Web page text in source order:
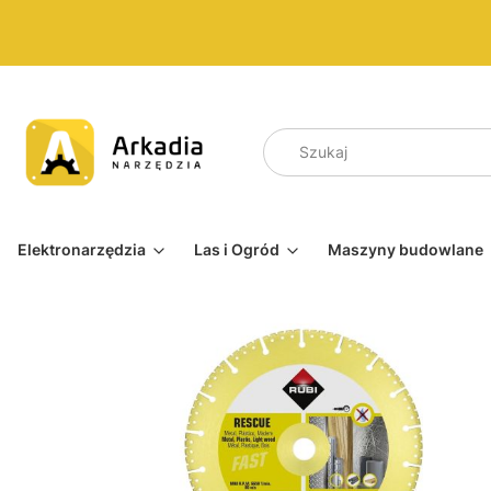
Elektronarzędzia Las i Ogród Maszyny budowlane